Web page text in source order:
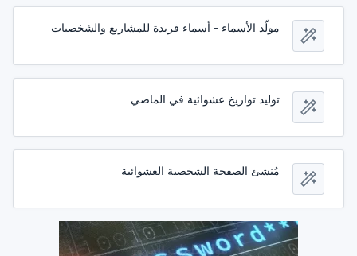
مولّد الأسماء - أسماء فريدة للمشاريع والشخصيات
توليد تواريخ عشوائية في الماضي
مُنشئ الصفحة الشخصية العشوائية